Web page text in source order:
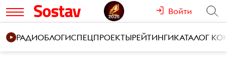
Войти
РАДИОБЛОГИСПЕЦПРОЕКТЫРЕЙТИНГИКАТАЛОГ